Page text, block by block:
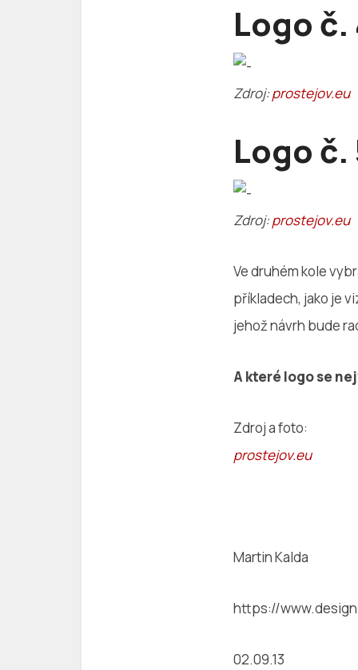
Logo č.
Zdroj:prostejov.eu
Logo č.
Zdroj:prostejov.eu
Ve druhém kole
příkladech, jako je
jehož návrh bude
A které logo se
Zdroj a foto:
prostejov.eu
Martin Kalda
https://
02.09.13